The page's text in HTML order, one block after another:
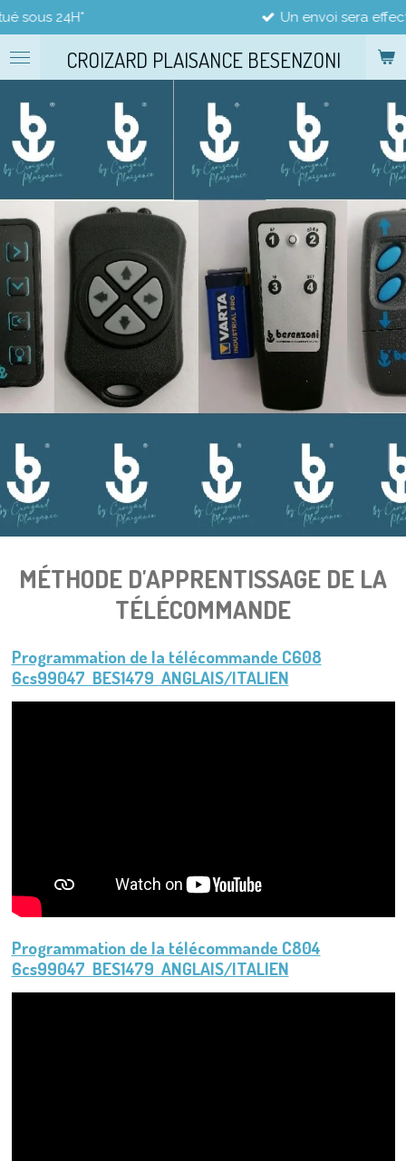
Passer
au
contenu
principal
CROIZARD PLAISANCE BESENZONI
Un envoi sera effectué sous 48h*
MÉTHODE D'APPRENTISSAGE DE LA
TÉLÉCOMMANDE
Programmation de la télécommande C608
6cs99047 BES1479 ANGLAIS/ITALIEN
Programmation de la télécommande C804
6cs99047 BES1479 ANGLAIS/ITALIEN